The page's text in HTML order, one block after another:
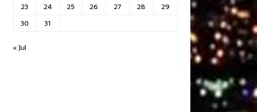
23
24 25 26 27 28
29
30
31
« Jul